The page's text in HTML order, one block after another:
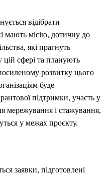
відібрати
мають місію, дотичну до
які прагнуть
цій сфері та планують
розвитку цього
буде
підтримки, участь у
мережування і стажування,
у межах проєкту.
заявки, підготовлені